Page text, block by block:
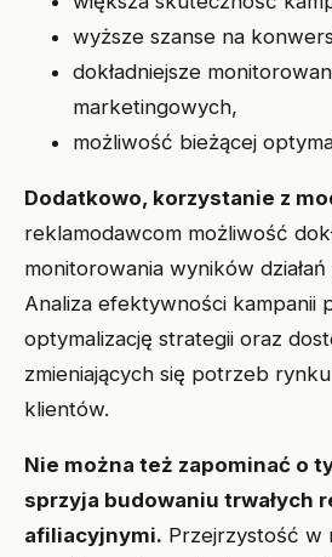
wyższe szanse na
dokładniejsze
marketingowych,
możliwość bieżącej
Dodatkowo, korzystanie z
reklamodawcom możliwość
monitorowania wyników
Analiza efektywności kampanii
optymalizację strategii oraz
zmieniających się potrzeb
klientów.
Nie można też zapominać o
sprzyja budowaniu trwałych
afiliacyjnymi. Przejrzystość w